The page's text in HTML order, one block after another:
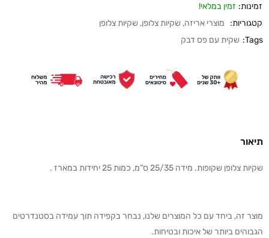
זמינות: זמין במלאי!
קטגוריות:
מוצרי אריזה, שקיות צלופן, שקיות צלופן
Tags: שקית עם פס דבק
תיאור
שקיות צלופן שקופות. מידה 25/35 ס”מ, כמות 25 יחידות במארז .
מוצר זה, ביחד עם כל המוצרים שלנו, נבחר בקפידה תוך עמידה בסטנדרטים
הגבוהים ביותר של איכות ובטיחות.